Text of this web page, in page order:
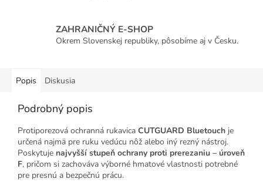
ZAHRANIČNÝ E-SHOP
Okrem Slovenskej republiky, pôsobíme aj v Česku.
Popis Diskusia
Podrobný popis
Protiporezová ochranná rukavica CUTGUARD Bluetouch je
určená najmä pre ruku vedúcu nôž alebo iný rezný nástroj.
Poskytuje najvyšší stupeň ochrany proti prerezaniu – úroveň
F, pričom si zachováva výborné hmatové vlastnosti potrebné
pre presnú a bezpečnú prácu.